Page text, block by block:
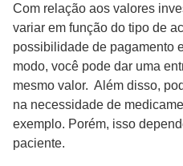
Com relação aos valores
variar em função do tipo de
possibilidade de pagamento
modo, você pode dar uma
mesmo valor. Além disso,
na necessidade de
exemplo. Porém, isso
paciente.